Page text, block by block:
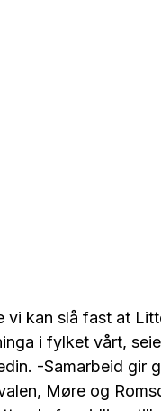
vi kan slå fast at
i fylket vårt,
-Samarbeid gir
Møre og